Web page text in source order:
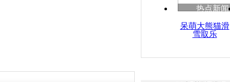
热点新闻
呆萌大熊猫滑
雪取乐